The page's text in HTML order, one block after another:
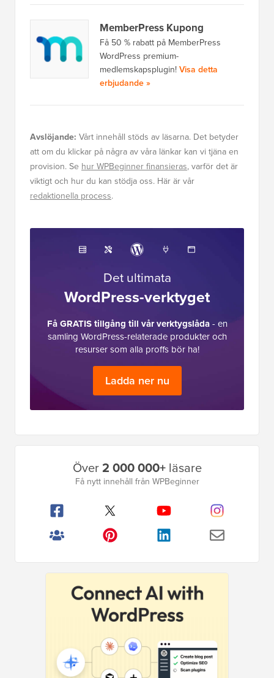
MemberPress Kupong
Få 50 % rabatt på MemberPress
WordPress premium-
medlemskapsplugin!Visa detta
erbjudande »
Avslöjande: Vårt innehåll stöds av läsarna. Det betyder
att om du klickar på några av våra länkar kan vi tjäna en
provision. Se hur WPBeginner finansieras, varför det är
viktigt och hur du kan stödja oss. Här är vår
redaktionella process.
Det ultimata
WordPress-verktyget
Få GRATIS tillgång till vår verktygslåda- en
samling WordPress-relaterade produkter och
resurser som alla proffs bör ha!
Ladda ner nu
Över2 000 000+läsare
Få nytt innehåll från WPBeginner